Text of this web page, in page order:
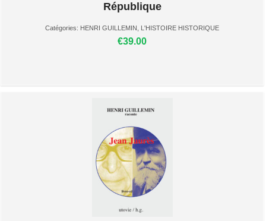
République
Catégories: HENRI GUILLEMIN L'HISTOIRE HISTORIQUE
€39.00